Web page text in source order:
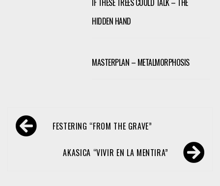
HIDDEN HAND
MASTERPLAN – METALMORPHOSIS
Navegación
de FESTERING “FROM THE GRAVE”
AKASICA “VIVIR EN LA MENTIRA”